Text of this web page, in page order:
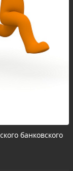
банковского